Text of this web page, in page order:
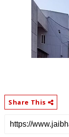
Share This